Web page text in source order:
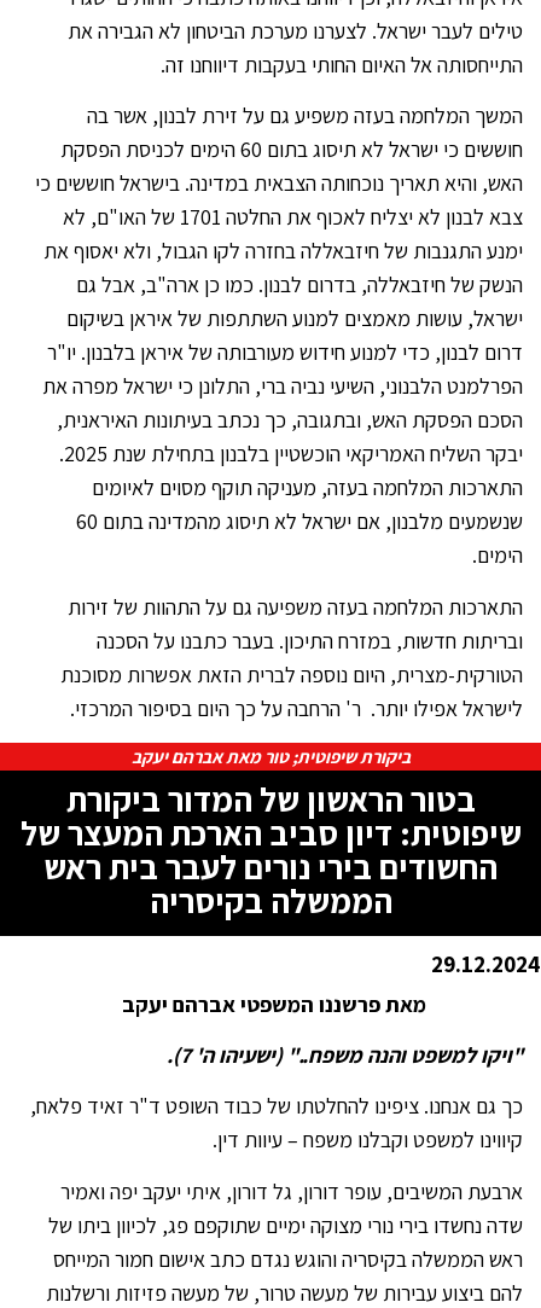
טילים לעבר ישראל. לצערנו מערכת הביטחון לא הגבירה את
התייחסותה אל האיום החותי בעקבות דיווחנו זה.
המשך המלחמה בעזה משפיע גם על זירת לבנון, אשר בה
חוששים כי ישראל לא תיסוג בתום 60 הימים לכניסת הפסקת
האש, והיא תאריך נוכחותה הצבאית במדינה. בישראל חוששים כי
צבא לבנון לא יצליח לאכוף את החלטה 1701 של האו"ם, לא
ימנע התגנבות של חיזבאללה בחזרה לקו הגבול, ולא יאסוף את
הנשק של חיזבאללה, בדרום לבנון. כמו כן ארה"ב, אבל גם
ישראל, עושות מאמצים למנוע השתתפות של איראן בשיקום
דרום לבנון, כדי למנוע חידוש מעורבותה של איראן בלבנון. יו"ר
הפרלמנט הלבנוני, השיעי נביה ברי, התלונן כי ישראל מפרה את
הסכם הפסקת האש, ובתגובה, כך נכתב בעיתונות האיראנית,
יבקר השליח האמריקאי הוכשטיין בלבנון בתחילת שנת 2025.
התארכות המלחמה בעזה, מעניקה תוקף מסוים לאיומים
שנשמעים מלבנון, אם ישראל לא תיסוג מהמדינה בתום 60
הימים.
התארכות המלחמה בעזה משפיעה גם על התהוות של זירות
ובריתות חדשות, במזרח התיכון. בעבר כתבנו על הסכנה
הטורקית-מצרית, היום נוספה לברית הזאת אפשרות מסוכנת
לישראל אפילו יותר. ר' הרחבה על כך היום בסיפור המרכזי.
ביקורת שיפוטית; טור מאת אברהם יעקב
בטור הראשון של המדור ביקורת
שיפוטית: דיון סביב הארכת המעצר של
החשודים בירי נורים לעבר בית ראש
הממשלה בקיסריה
29.12.2024
מאת פרשננו המשפטי אברהם יעקב
"ויקו למשפט והנה משפח.." (ישעיהו ה' 7).
כך גם אנחנו. ציפינו להחלטתו של כבוד השופט ד"ר זאיד פלאח,
קיווינו למשפט וקבלנו משפח – עיוות דין.
ארבעת המשיבים, עופר דורון, גל דורון, איתי יעקב יפה ואמיר
שדה נחשדו בירי נורי מצוקה ימיים שתוקפם פג, לכיוון ביתו של
ראש הממשלה בקיסריה והוגש נגדם כתב אישום חמור המייחס
להם ביצוע עבירות של מעשה טרור, של מעשה פזיזות ורשלנות